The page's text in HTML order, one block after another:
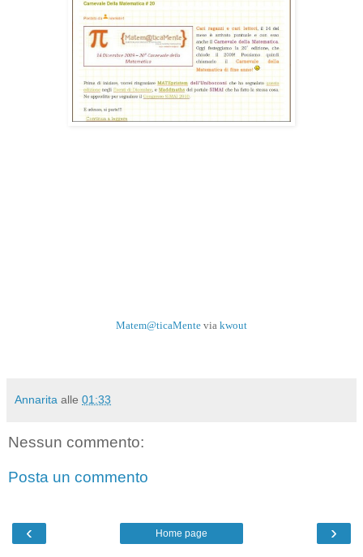
Matem@ticaMente via kwout
Annarita alle 01:33
Nessun commento:
Posta un commento
‹ ›
Home page